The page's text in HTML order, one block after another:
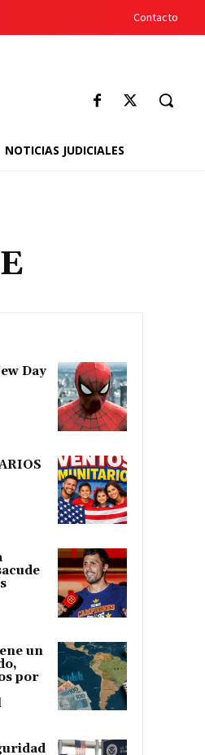
Contacto
NOTICIAS JUDICIALES
Day
un
por